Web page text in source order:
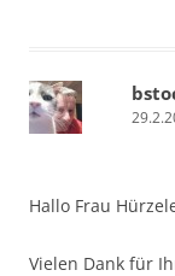
Hallo Frau
Vielen Dank für